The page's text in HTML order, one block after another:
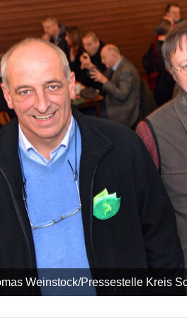
Weinstock/Pressestelle Kreis